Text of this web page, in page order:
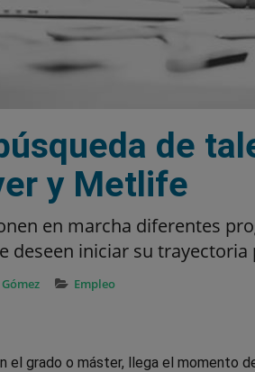
de
y Metlife
en marcha diferentes
deseen iniciar su trayectoria
Empleo
el grado o máster, llega el momento